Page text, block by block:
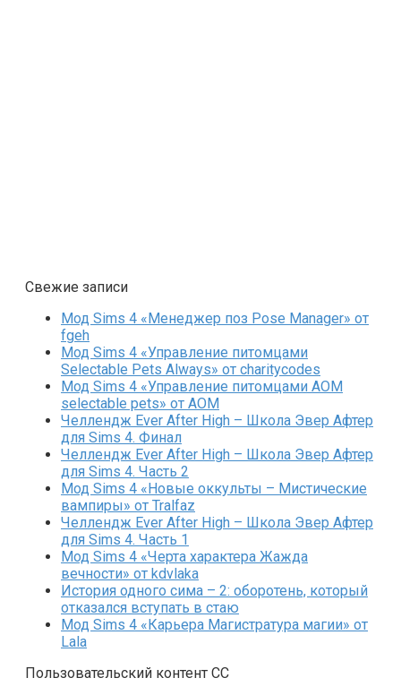
Свежие записи
Мод Sims 4 «Менеджер поз Pose Manager» от
fgeh
Мод Sims 4 «Управление питомцами
Selectable Pets Always» от charitycodes
Мод Sims 4 «Управление питомцами AOM
selectable pets» от AOM
Челлендж Ever After High – Школа Эвер Афтер
для Sims 4. Финал
Челлендж Ever After High – Школа Эвер Афтер
для Sims 4. Часть 2
Мод Sims 4 «Новые оккульты – Мистические
вампиры» от Tralfaz
Челлендж Ever After High – Школа Эвер Афтер
для Sims 4. Часть 1
Мод Sims 4 «Черта характера Жажда
вечности» от kdvlaka
История одного сима – 2: оборотень, который
отказался вступать в стаю
Мод Sims 4 «Карьера Магистратура магии» от
Lala
Пользовательский контент СС